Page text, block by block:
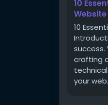
10
Website
10
crafting
your